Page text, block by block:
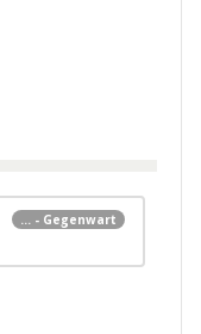
... - Gegenwart